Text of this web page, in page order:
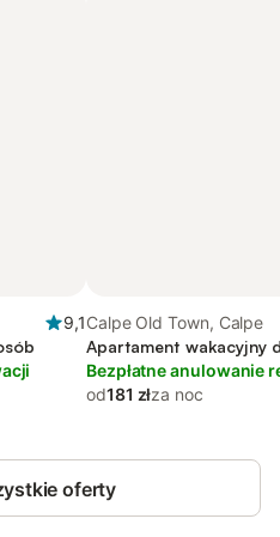
9,1Calpe Old Town, Calpe
Apartament wakacyjny
Bezpłatne anulowanie
od181 złza noc
oferty